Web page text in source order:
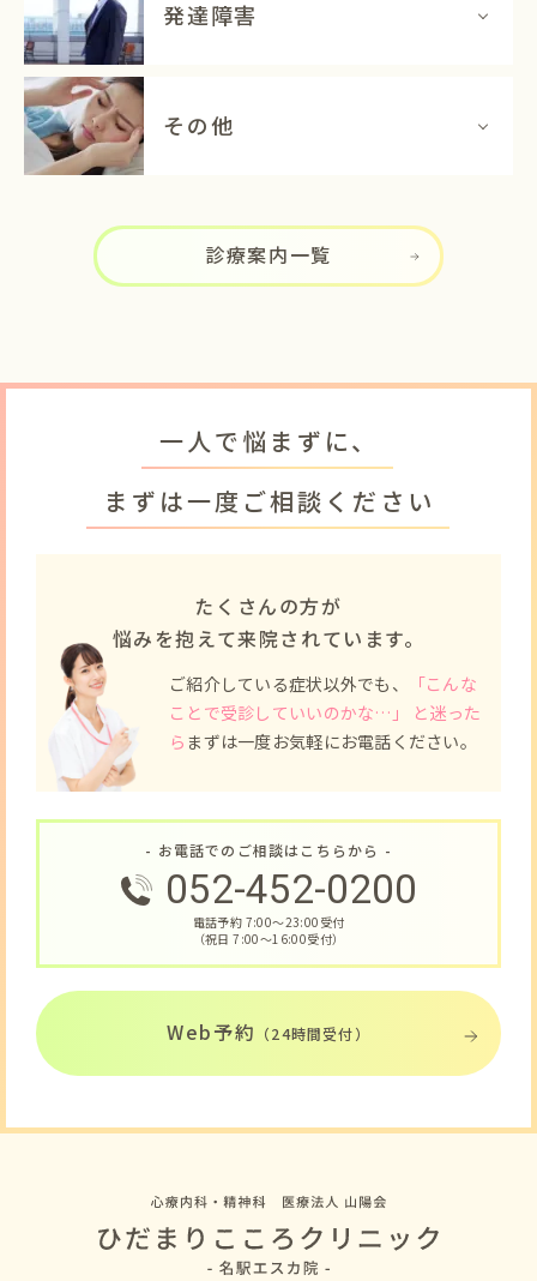
発達障害
その他
診療案内一覧
一人で悩まずに、
まずは一度ご相談ください
たくさんの方が
悩みを抱えて来院されています。
ご紹介している症状以外でも、
「こんな
ことで受診していいのかな…」 と迷った
ら まずは一度お気軽にお電話ください。
- お電話でのご相談はこちらから -
052-452-0200
電話予約 7:00〜23:00受付
（祝日 7:00〜16:00受付）
Web予約 （24時間受付）